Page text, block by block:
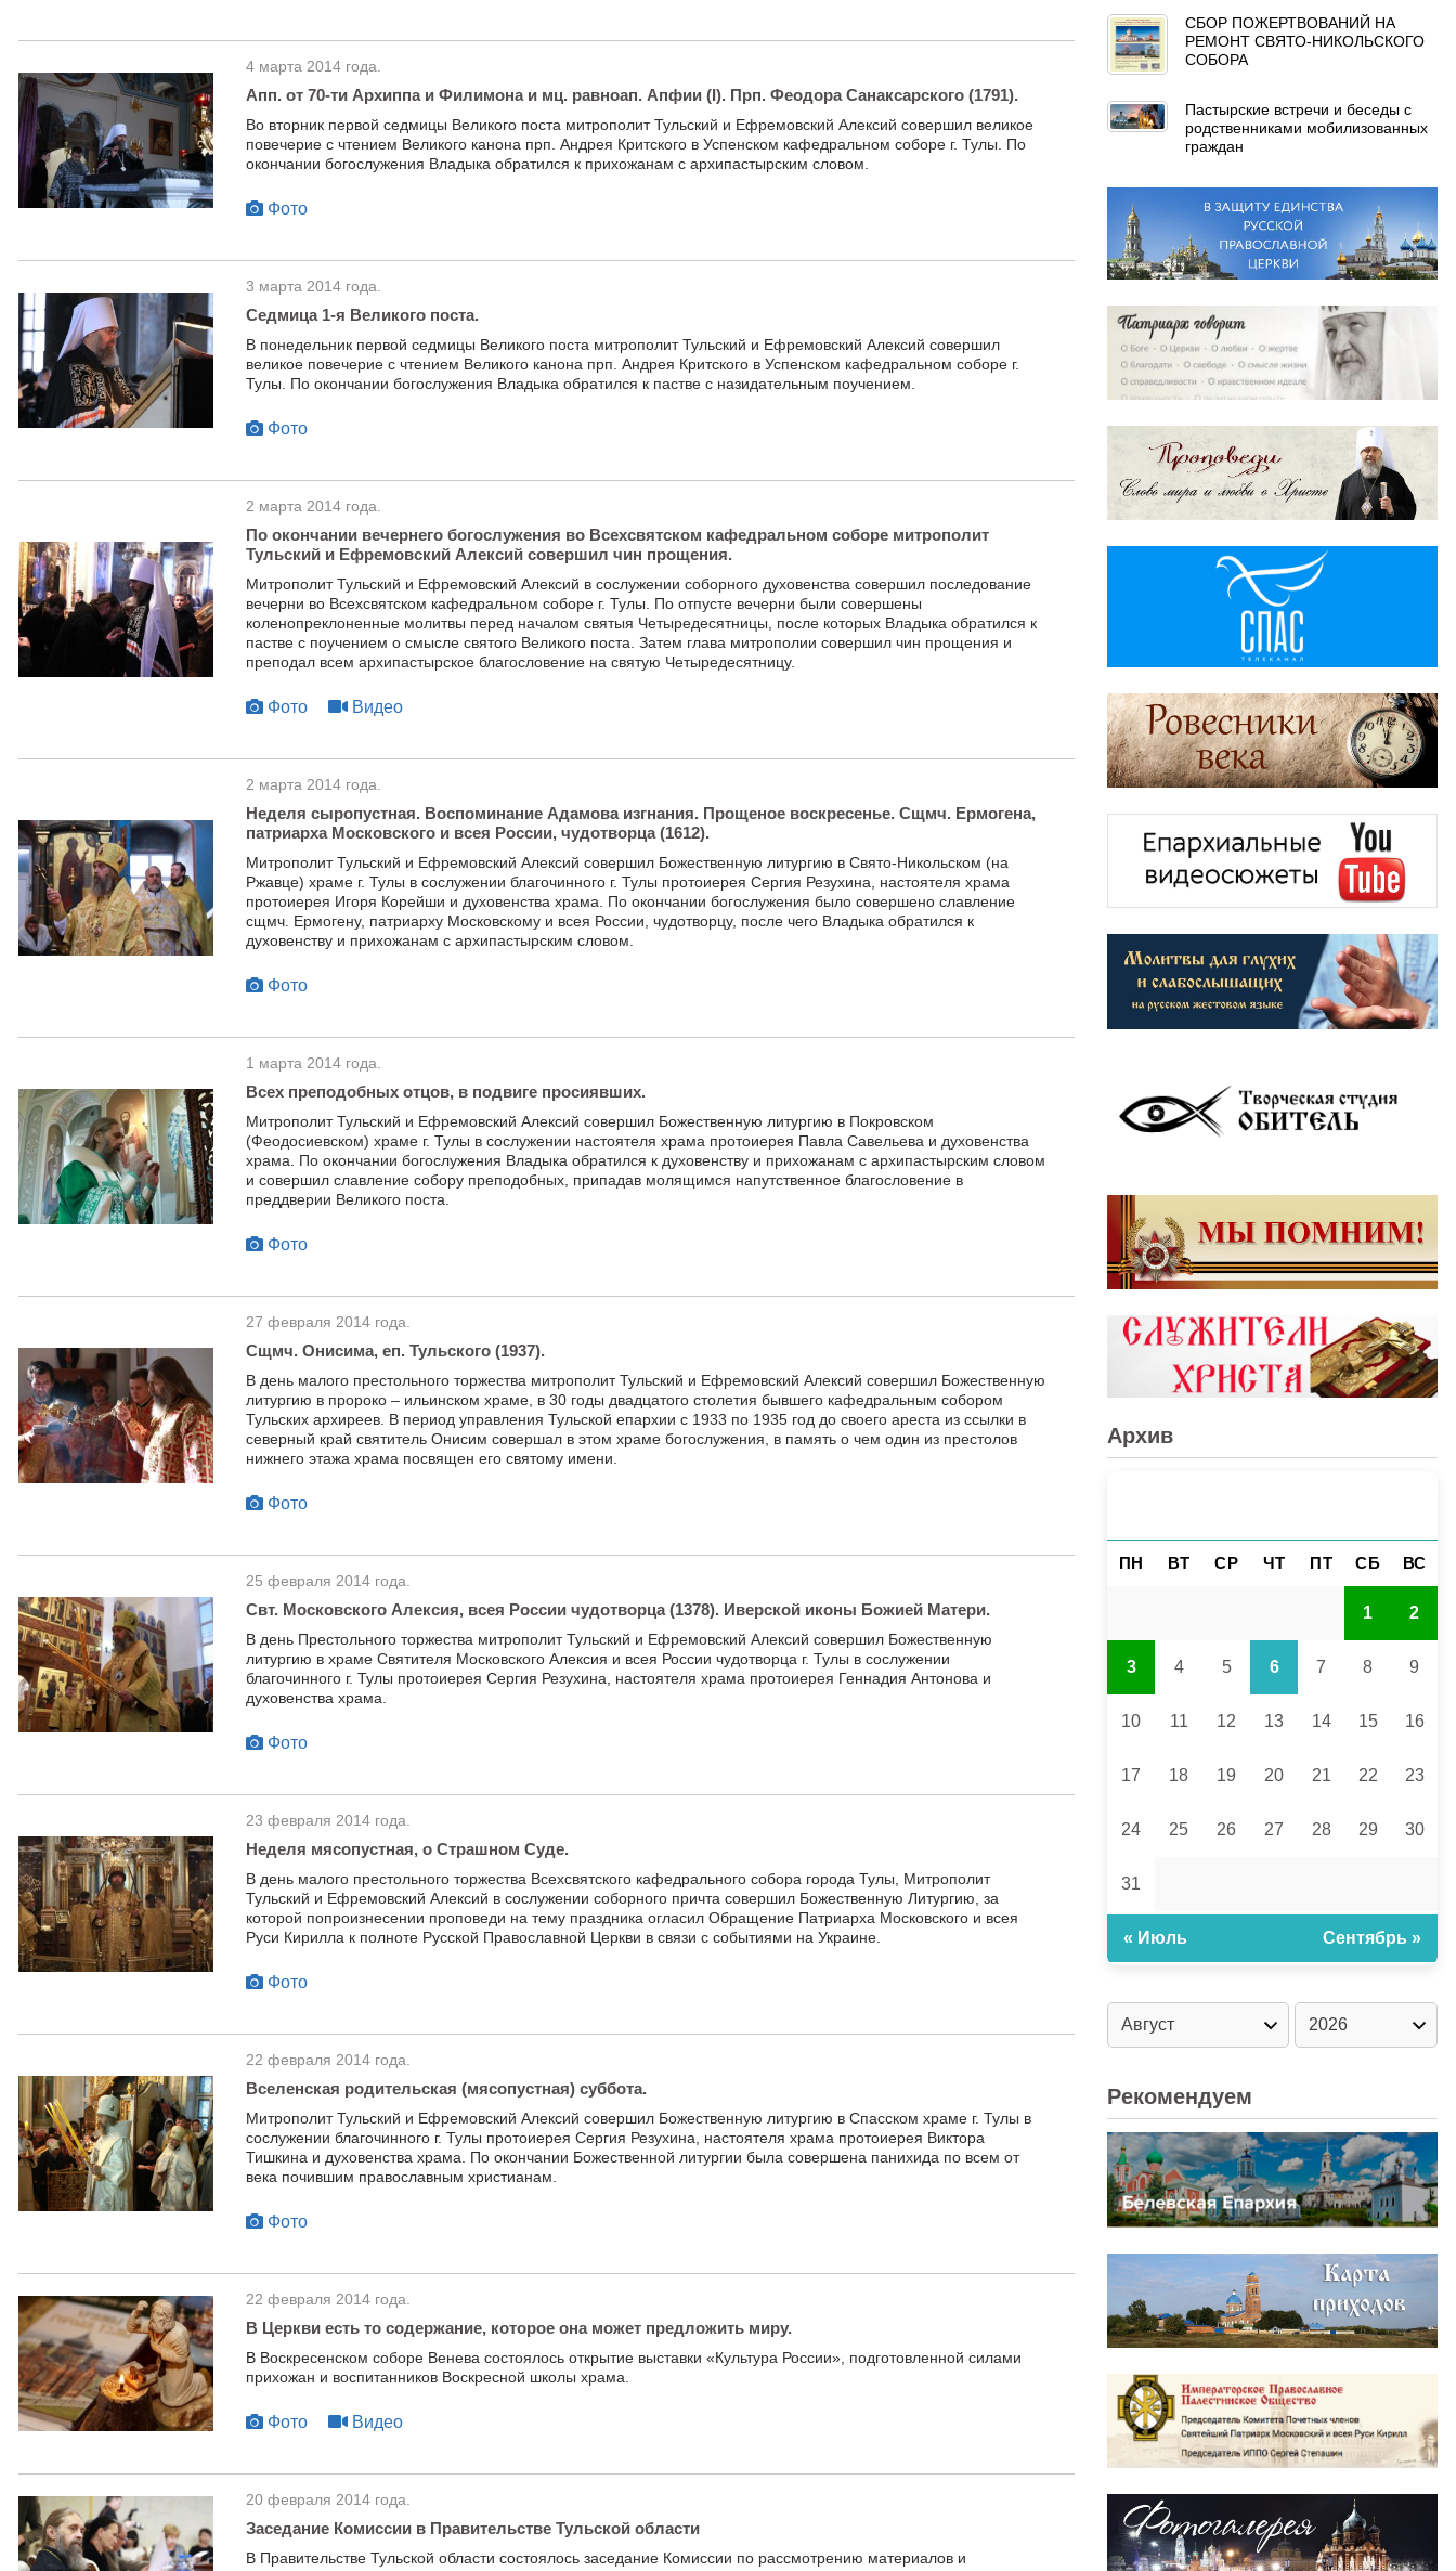
4 марта 2014 года.
Апп. от 70-ти Архиппа и Филимона и мц. равноап. Апфии (I). Прп. Феодора Санаксарского (1791).
Во вторник первой седмицы Великого поста митрополит Тульский и Ефремовский Алексий совершил великое
повечерие с чтением Великого канона прп. Андрея Критского в Успенском кафедральном соборе г. Тулы. По
окончании богослужения Владыка обратился к прихожанам с архипастырским словом.
Фото
3 марта 2014 года.
Седмица 1-я Великого поста.
В понедельник первой седмицы Великого поста митрополит Тульский и Ефремовский Алексий совершил
великое повечерие с чтением Великого канона прп. Андрея Критского в Успенском кафедральном соборе г.
Тулы. По окончании богослужения Владыка обратился к пастве с назидательным поучением.
Фото
2 марта 2014 года.
По окончании вечернего богослужения во Всехсвятском кафедральном соборе митрополит
Тульский и Ефремовский Алексий совершил чин прощения.
Митрополит Тульский и Ефремовский Алексий в сослужении соборного духовенства совершил последование
вечерни во Всехсвятском кафедральном соборе г. Тулы. По отпусте вечерни были совершены
коленопреклоненные молитвы перед началом святыя Четыредесятницы, после которых Владыка обратился к
пастве с поучением о смысле святого Великого поста. Затем глава митрополии совершил чин прощения и
преподал всем архипастырское благословение на святую Четыредесятницу.
Фото Видео
2 марта 2014 года.
Неделя сыропустная. Воспоминание Адамова изгнания. Прощеное воскресенье. Сщмч. Ермогена,
патриарха Московского и всея России, чудотворца (1612).
Митрополит Тульский и Ефремовский Алексий совершил Божественную литургию в Свято-Никольском (на
Ржавце) храме г. Тулы в сослужении благочинного г. Тулы протоиерея Сергия Резухина, настоятеля храма
протоиерея Игоря Корейши и духовенства храма. По окончании богослужения было совершено славление
сщмч. Ермогену, патриарху Московскому и всея России, чудотворцу, после чего Владыка обратился к
духовенству и прихожанам с архипастырским словом.
Фото
1 марта 2014 года.
Всех преподобных отцов, в подвиге просиявших.
Митрополит Тульский и Ефремовский Алексий совершил Божественную литургию в Покровском
(Феодосиевском) храме г. Тулы в сослужении настоятеля храма протоиерея Павла Савельева и духовенства
храма. По окончании богослужения Владыка обратился к духовенству и прихожанам с архипастырским словом
и совершил славление собору преподобных, припадав молящимся напутственное благословение в
преддверии Великого поста.
Фото
27 февраля 2014 года.
Сщмч. Онисима, еп. Тульского (1937).
В день малого престольного торжества митрополит Тульский и Ефремовский Алексий совершил Божественную
литургию в пророко – ильинском храме, в 30 годы двадцатого столетия бывшего кафедральным собором
Тульских архиреев. В период управления Тульской епархии с 1933 по 1935 год до своего ареста из ссылки в
северный край святитель Онисим совершал в этом храме богослужения, в память о чем один из престолов
нижнего этажа храма посвящен его святому имени.
Фото
25 февраля 2014 года.
Свт. Московского Алексия, всея России чудотворца (1378). Иверской иконы Божией Матери.
В день Престольного торжества митрополит Тульский и Ефремовский Алексий совершил Божественную
литургию в храме Святителя Московского Алексия и всея России чудотворца г. Тулы в сослужении
благочинного г. Тулы протоиерея Сергия Резухина, настоятеля храма протоиерея Геннадия Антонова и
духовенства храма.
Фото
23 февраля 2014 года.
Неделя мясопустная, о Страшном Суде.
В день малого престольного торжества Всехсвятского кафедрального собора города Тулы, Митрополит
Тульский и Ефремовский Алексий в сослужении соборного причта совершил Божественную Литургию, за
которой попроизнесении проповеди на тему праздника огласил Обращение Патриарха Московского и всея
Руси Кирилла к полноте Русской Православной Церкви в связи с событиями на Украине.
Фото
22 февраля 2014 года.
Вселенская родительская (мясопустная) суббота.
Митрополит Тульский и Ефремовский Алексий совершил Божественную литургию в Спасском храме г. Тулы в
сослужении благочинного г. Тулы протоиерея Сергия Резухина, настоятеля храма протоиерея Виктора
Тишкина и духовенства храма. По окончании Божественной литургии была совершена панихида по всем от
века почившим православным христианам.
Фото
22 февраля 2014 года.
В Церкви есть то содержание, которое она может предложить миру.
В Воскресенском соборе Венева состоялось открытие выставки «Культура России», подготовленной силами
прихожан и воспитанников Воскресной школы храма.
Фото Видео
20 февраля 2014 года.
Заседание Комиссии в Правительстве Тульской области
В Правительстве Тульской области состоялось заседание Комиссии по рассмотрению материалов и
СБОР ПОЖЕРТВОВАНИЙ НА
РЕМОНТ СВЯТО-НИКОЛЬСКОГО
СОБОРА
Пастырские встречи и беседы с
родственниками мобилизованных
граждан
Архив
ПН ВТ СР ЧТ ПТ СБ ВС
1 2
3 4 5 6 7 8 9
10 11 12 13 14 15 16
17 18 19 20 21 22 23
24 25 26 27 28 29 30
31
« Июль Сентябрь »
Рекомендуем